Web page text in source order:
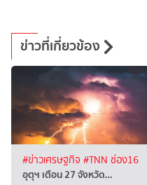
ข่าวที่เกี่ยวข้อง
#ข่าวเศรษฐกิจ #TNN ช่อง16
อุตุฯ เตือน 27 จังหวัด…